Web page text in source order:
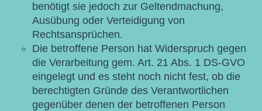
benötigt sie jedoch zur Geltendmachung,
Ausübung oder Verteidigung von
Rechtsansprüchen.
Die betroffene Person hat Widerspruch gegen
die Verarbeitung gem. Art. 21 Abs. 1 DS-GVO
eingelegt und es steht noch nicht fest, ob die
berechtigten Gründe des Verantwortlichen
gegenüber denen der betroffenen Person